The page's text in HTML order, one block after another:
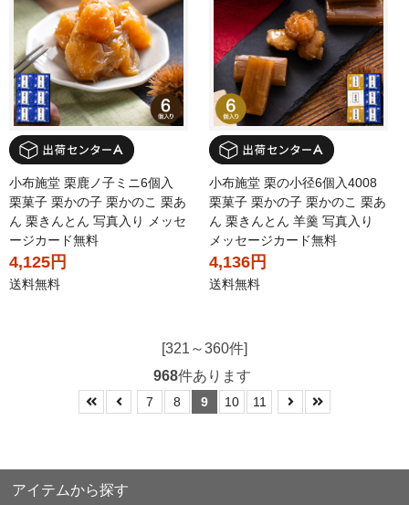
小布施堂 栗鹿ノ子ミニ6個入
栗菓子 栗かの子 栗かのこ 栗あ
ん 栗きんとん 写真入り メッセ
ージカード無料
4,125円
送料無料
小布施堂 栗の小径6個入4008
栗菓子 栗かの子 栗かのこ 栗あ
ん 栗きんとん 羊羹 写真入り
メッセージカード無料
4,136円
送料無料
[321～360件]
968件あります
7 8 9 10 11
アイテムから探す